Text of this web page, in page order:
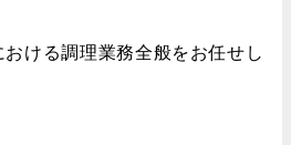
ける調理業務全般をお任せし